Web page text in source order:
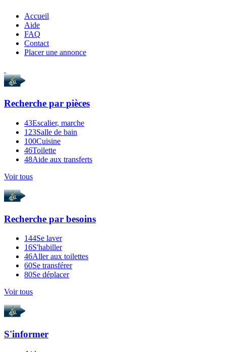
Accueil
Aide
FAQ
Contact
Placer une annonce
Recherche par pièces
43Escalier, marche
123Salle de bain
100Cuisine
46Toilette
48Aide aux transferts
Voir tous
Recherche par besoins
144Se laver
16S'habiller
46Aller aux toilettes
60Se transférer
80Se déplacer
Voir tous
S'informer